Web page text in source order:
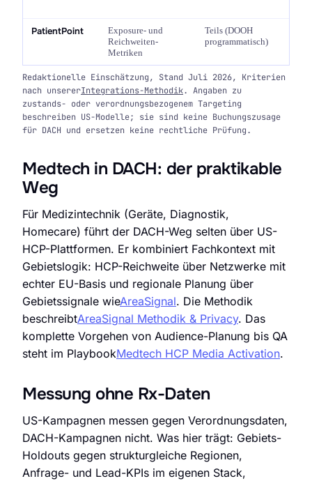
PatientPoint
Exposure- und
Reichweiten-
Metriken
Teils (DOOH
programmatisch)
Redaktionelle Einschätzung, Stand Juli 2026, Kriterien
nach unsererIntegrations-Methodik. Angaben zu
zustands- oder verordnungsbezogenem Targeting
beschreiben US-Modelle; sie sind keine Buchungszusage
für DACH und ersetzen keine rechtliche Prüfung.
Medtech in DACH: der praktikable
Weg
Für Medizintechnik (Geräte, Diagnostik,
Homecare) führt der DACH-Weg selten über US-
HCP-Plattformen. Er kombiniert Fachkontext mit
Gebietslogik: HCP-Reichweite über Netzwerke mit
echter EU-Basis und regionale Planung über
Gebietssignale wieAreaSignal. Die Methodik
beschreibtAreaSignal Methodik & Privacy. Das
komplette Vorgehen von Audience-Planung bis QA
steht im PlaybookMedtech HCP Media Activation.
Messung ohne Rx-Daten
US-Kampagnen messen gegen Verordnungsdaten,
DACH-Kampagnen nicht. Was hier trägt: Gebiets-
Holdouts gegen strukturgleiche Regionen,
Anfrage- und Lead-KPIs im eigenen Stack,